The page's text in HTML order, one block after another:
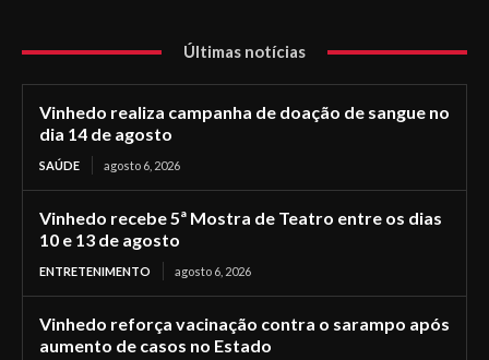
Últimas notícias
Vinhedo realiza campanha de doação de sangue no
dia 14 de agosto
SAÚDE agosto 6, 2026
Vinhedo recebe 5ª Mostra de Teatro entre os dias
10 e 13 de agosto
ENTRETENIMENTO agosto 6, 2026
Vinhedo reforça vacinação contra o sarampo após
aumento de casos no Estado